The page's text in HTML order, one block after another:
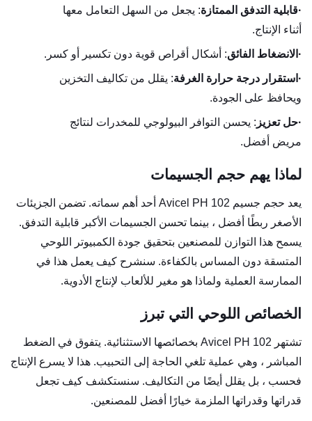
·قابلية التدفق الممتازة: يجعل من السهل التعامل معها
أثناء الإنتاج.
· الانضغاط الفائق: أشكال أقراص قوية دون تكسير أو كسر.
· استقرار درجة حرارة الغرفة: يقلل من تكاليف التخزين
ويحافظ على الجودة.
·حل تعزيز : يحسن التوافر البيولوجي للمخدرات لنتائج
مريض أفضل.
لماذا يهم حجم الجسيمات
يعد حجم جسيم Avicel PH 102 أحد أهم سماته. تضمن الجزيئات
الأصغر ربطًا أفضل ، بينما تحسن الجسيمات الأكبر قابلية التدفق.
يسمح هذا التوازن للمصنعين بتحقيق جودة الكمبيوتر اللوحي
المتسقة دون المساس بالكفاءة. سنشرح كيف يعمل هذا في
الممارسة العملية ولماذا هو مغير للألعاب لإنتاج الأدوية.
الخصائص اللوحي التي تبرز
تشتهر Avicel PH 102 بخصائصها الاستثنائية. يتفوق في الضغط
المباشر ، وهي عملية تلغي الحاجة إلى التحبيب. هذا لا يسرع الإنتاج
فحسب ، بل يقلل أيضًا من التكاليف. سنستكشف كيف تجعل
قدراتها وقدراتها الملزمة خيارًا أفضل للمصنعين.